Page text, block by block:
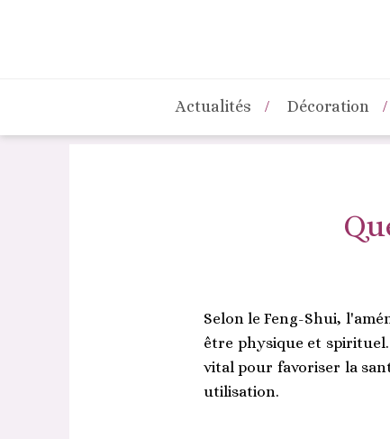
Actualités Décoration
Selon le Feng-Shui,
être physique et
vital pour favoriser la
utilisation.